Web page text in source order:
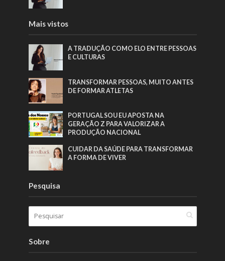
Mais vistos
A TRADUÇÃO COMO ELO ENTRE PESSOAS
E CULTURAS
TRANSFORMAR PESSOAS, MUITO ANTES
DE FORMAR ATLETAS
PORTUGAL SOU EU APOSTA NA
GERAÇÃO Z PARA VALORIZAR A
PRODUÇÃO NACIONAL
CUIDAR DA SAÚDE PARA TRANSFORMAR
A FORMA DE VIVER
Pesquisa
Sobre